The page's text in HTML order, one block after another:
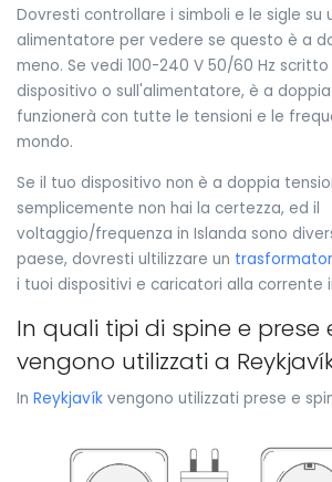
Dovresti controllare i simboli e le sigle su
alimentatore per vedere se questo è a
meno. Se vedi 100-240 V 50/60 Hz
dispositivo o sull'alimentatore, è a
funzionerà con tutte le tensioni e le
mondo.
Se il tuo dispositivo non è a doppia
semplicemente non hai la certezza, ed il
voltaggio/frequenza in Islanda sono
paese, dovresti ultilizzare un
i tuoi dispositivi e caricatori alla corrente
In quali tipi di spine e prese
vengono utilizzati a
In Reykjavík vengono utilizzati prese e